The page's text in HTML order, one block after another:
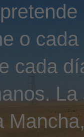
o
cada